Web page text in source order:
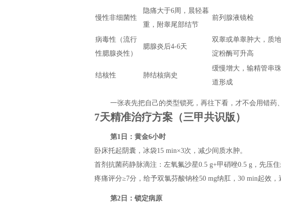
慢性非细菌性
隐痛大于6周，晨轻暮
重，附睾尾部结节
前列腺液镜检
病毒性（流行
性腮腺炎性）
腮腺炎后4-6天
双睾或单睾肿大，质
淀粉酶可升高
结核性 肺结核病史
缓慢增大，输精管串
道形成
一张表先把自己的类型锁死，再往下看，才不会用错药
7天精准治疗方案（三甲共识版）
第1日：黄金6小时
卧床托起阴囊，冰袋15 min×3次，减少间质水肿。
首剂抗菌药静脉滴注：左氧氟沙星0.5 g+甲硝唑0.5 g，先压
疼痛评分≥7分，给予双氯芬酸钠栓50 mg纳肛，30 min起效，
第2日：锁定病原